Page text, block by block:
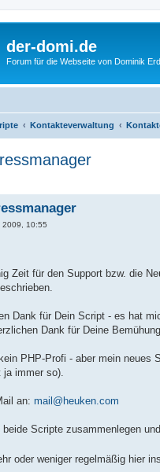
der-domi.de
Forum für die Webseite von Dominik
Kontakteverwaltung
2009, 10:55
Zeit für den Support bzw. die
Dank für Dein Script - es hat
Dank für Deine
PHP-Profi - aber mein neues
immer so).
an: mail@heuken.com
Scripte zusammenlegen
oder weniger regelmäßig hier